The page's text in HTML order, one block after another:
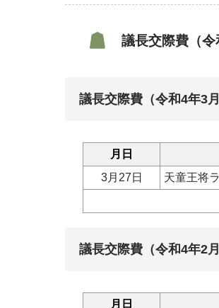
議長交際費（令
議長交際費（令和4年3
月日
3月27日
天童王将
議長交際費（令和4年2
月日